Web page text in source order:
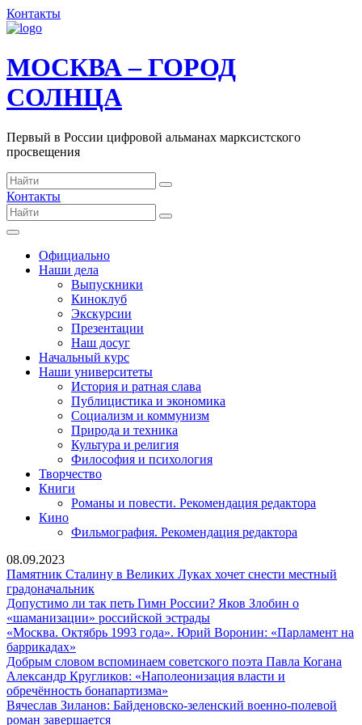
Контакты
МОСКВА – ГОРОД
СОЛНЦА
Первый в России цифровой альманах марксистского
просвещения
Контакты
Официально
Наши дела
Выпускники
Киноклуб
Экскурсии
Презентации
Наш досуг
Начальный курс
Наши университеты
История и ратная слава
Публицистика и экономика
Социализм и коммунизм
Природа и техника
Культура и религия
Философия и психология
Творчество
Книги
Романы и повести. Рекомендация редактора
Кино
Фильмография. Рекомендация редактора
08.09.2023
Памятник Сталину в Великих Луках хочет снести местный
градоначальникПамятник
Сталину
в
Великих
хочет
снести
местный
градоначальник
Допустимо ли так петь Гимн России? Яков Злобин о
«шаманизации» российской эстрадыДопустимо
ли
петь
Гимн
Яков
«Москва. Октябрь 1993 года». Юрий Воронин: «Парламент на
баррикадах»
Октябрь
1993
года».
Юрий
Воронин:
Добрым словом вспоминаем советского поэта Павла Когана
Александр Кругликов: «Наполеонизация власти и
обречённость бонапартизма»
Кругликов:
Вячеслав Зиланов: Байденовско-зеленский военно-полевой
роман завершаетсяВячеслав